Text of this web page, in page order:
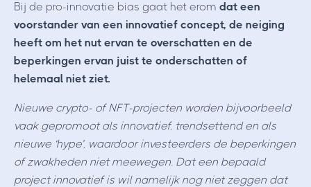
Bij de pro-innovatie bias gaat het erom dat een
voorstander van een innovatief concept, de neiging
heeft om het nut ervan te overschatten en de
beperkingen ervan juist te onderschatten of
helemaal niet ziet.
Nieuwe crypto- of NFT-projecten worden bijvoorbeeld
vaak gepromoot als innovatief, trendsettend en als
nieuwe ‘hype’, waardoor investeerders de beperkingen
of zwakheden niet meewegen. Dat een bepaald
project innovatief is wil namelijk nog niet zeggen dat